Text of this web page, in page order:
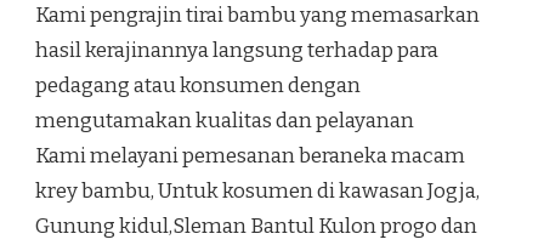
Kami pengrajin tirai bambu yang memasarkan
hasil kerajinannya langsung terhadap para
pedagang atau konsumen dengan
mengutamakan kualitas dan pelayanan
Kami melayani pemesanan beraneka macam
krey bambu, Untuk kosumen di kawasan Jogja,
Gunung kidul,Sleman Bantul Kulon progo dan